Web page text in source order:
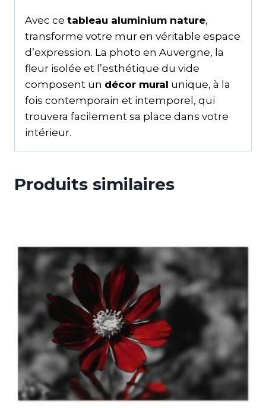
Avec ce tableau aluminium nature,
transforme votre mur en véritable espace
d’expression. La photo en Auvergne, la
fleur isolée et l’esthétique du vide
composent un décor mural unique, à la
fois contemporain et intemporel, qui
trouvera facilement sa place dans votre
intérieur.
Produits similaires